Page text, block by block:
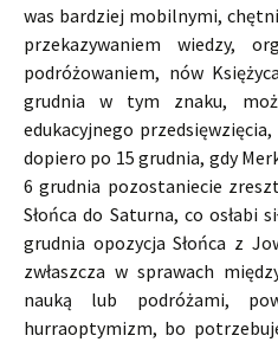
was bardziej mobilnymi,
przekazywaniem wiedzy,
podróżowaniem, nów
grudnia w tym znaku,
edukacyjnego
dopiero po 15 grudnia, gdy
6 grudnia pozostaniecie
Słońca do Saturna, co osłabi
grudnia opozycja Słońca z
zwłaszcza w sprawach
nauką lub podróżami,
hurraoptymizm, bo